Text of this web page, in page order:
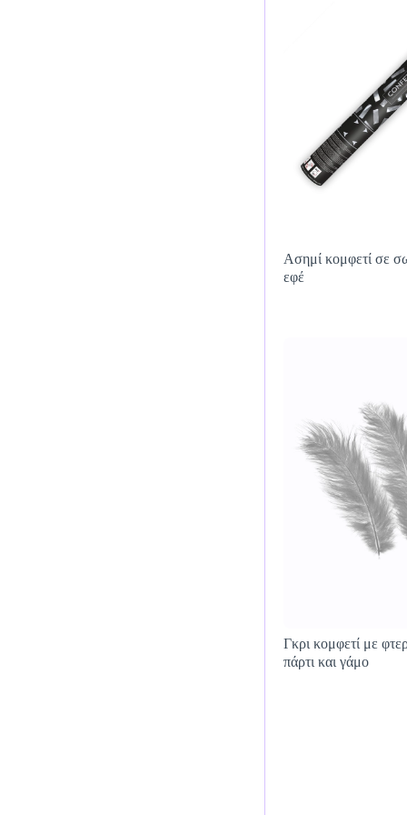
Ασημί κομφετί σε
εφέ
Γκρι κομφετί με
πάρτι και γάμο